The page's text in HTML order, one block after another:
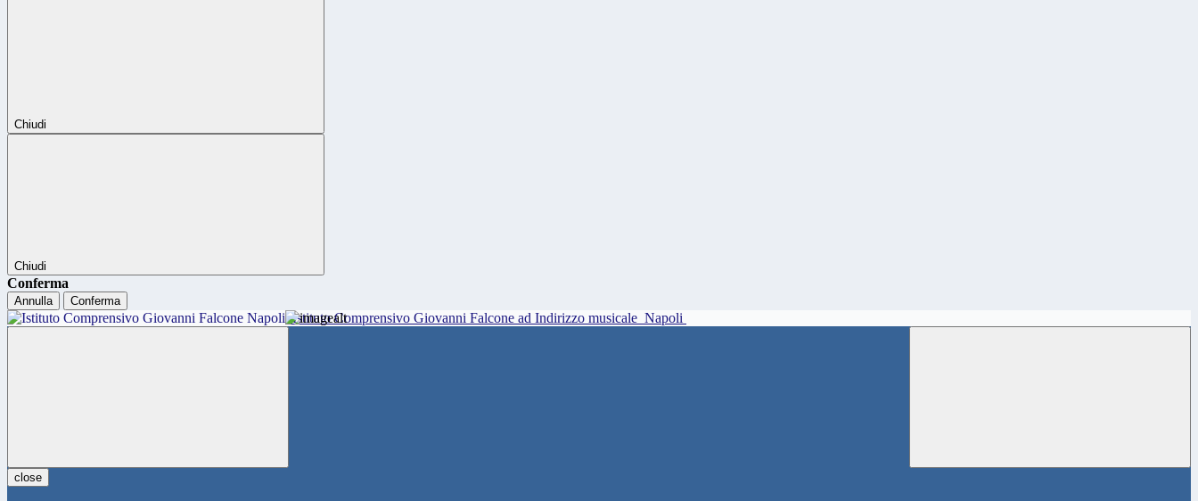
Chiudi
Chiudi
Conferma
Annulla Conferma
Istituto Comprensivo Giovanni Falcone ad Indirizzo musicale Napoli
close